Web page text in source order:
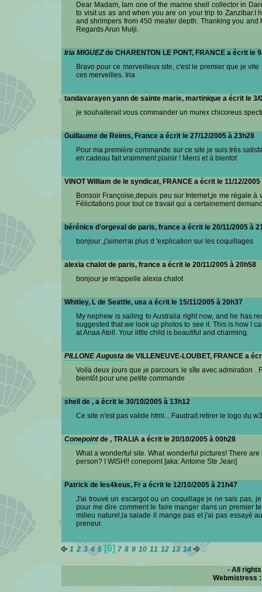
Dear Madam, Iam one of the marine shell collector in
to visit us as and when you are on your trip to Zanzibar.I
and shrimpers from 450 meater depth. Thanking you
Regards Arun Mulji.
Iria MIGUEZde CHARENTON LE PONT, FRANCE a écrit le
Bravo pour ce merveilleux site, c'est le premier que je
ces merveilles. Iria
tandavarayen yann de sainte marie, martinique a écrit le 3/
je souhaiterait vous commander un murex chicoreus
Guillaume de Reims, France a écrit le 27/12/2005 à 23h28
Pour ma première commande sur ce site je suis très
en cadeau fait vraimment plaisir ! Merci et à bientot
VINOT William de le syndicat, FRANCE a écrit le 11/12/
Bonsoir Françoise,depuis peu sur Internet,je me régale
Félicitations pour tout ce travail qui a certainement
bérénice d'orgeval de paris, france a écrit le 20/11/2005 à
bonjour ,j'aimerrai plus d 'explication sur les coquillages
alexia chalot de paris, france a écrit le 20/11/2005 à 20h58
bonjour je m'appelle alexia chalot
Whitley, L de Seattle, usa a écrit le 15/11/2005 à 20h37
My nephew is sailing to Australia right now, and he has
suggested that we look up photos to see it. This is how I
at Anaa Atoll. Your little child is beautiful and charming.
PILLONE Augusta de VILLENEUVE-LOUBET, FRANCE a
Voilà deux jours que je parcours le sîte avec admiration .
bientôt pour une petite commande
shell de , a écrit le 30/10/2005 à 13h12
Ce site n'est pas valide html... Faudrait retirer le logo du
Conepointde , TRALIA a écrit le 20/10/2005 à 00h28
What a wonderful site. What wonderful pictures! There
person? I WISH!! conepoint [aka: Antoine Ste Jean]
Patrick de les4keus, Fr a écrit le 12/10/2005 à 21h47
J'ai trouvé un escargot ou un coquillage je ne sais pas,
pour me dire comment le faire manger dans un premier
milieu naturel,la salade il mange pas et j'ai pas essayé
preneur.
1 23 4 5 [6] 7 8 9 10 11 12 1314
- All
Webmistress